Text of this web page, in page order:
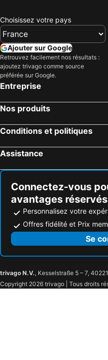
Choisissez votre pays
Ajouter sur Google
Retrouvez facilement nos résultats :
ajoutez trivago comme source
préférée sur Google.
Entreprise
Nos produits
Conditions et politiques
Assistance
Connectez-vous
avantages
Personnalisez votre
Offres fidélité et Prix
Se
trivago N.V., Kesselstraße 5 – 7,
Copyright 2026 trivago | Tous droits